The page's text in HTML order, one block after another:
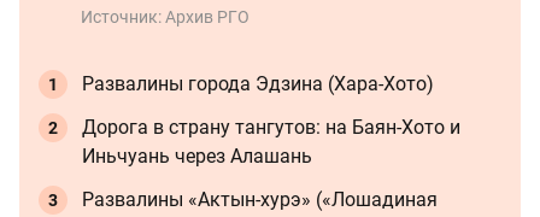
Источник:Архив РГО
Развалины города Эдзина (Хара-Хото)
Дорога в страну тангутов: на Баян-Хото и
Иньчуань через Алашань
Развалины «Актын-хурэ» («Лошадиная